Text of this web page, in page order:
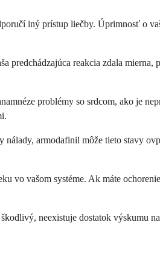
iný prístup liečby. Úprimnosť o
reakcia zdala
problémy so srdcom, ako je
armodafinil môže tieto stavy
vo vašom systéme. Ak máte
neexistuje dostatok výskumu